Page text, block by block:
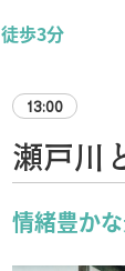
徒歩3分
13:00
瀬戸川
情緒豊か